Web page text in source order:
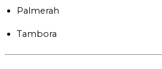
Palmerah
Tambora